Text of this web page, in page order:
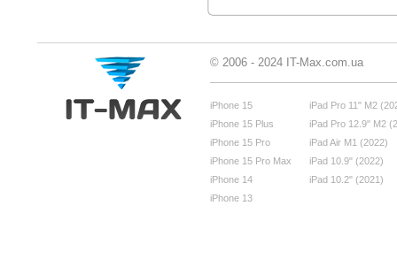
© 2006 - 2024 IT-Max.com.ua
iPhone 15
iPhone 15 Plus
iPhone 15 Pro
iPhone 15 Pro Max
iPhone 14
iPhone 13
iPad Pro 11" M2
iPad Pro 12.9" M2
iPad Air M1 (2022)
iPad 10.9" (2022)
iPad 10.2" (2021)